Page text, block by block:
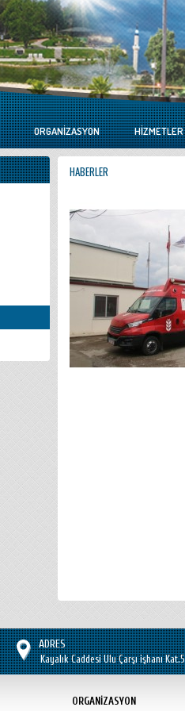
ORGANIZASYON HIZMETLER
HABERLER
ADRES
Kayalık Caddesi Ulu Çarşı işhanı
ORGANİZASYON